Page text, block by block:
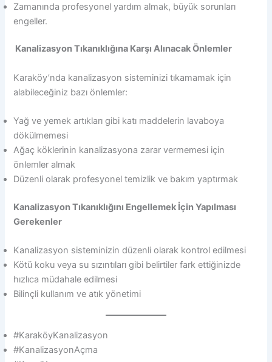
Zamanında profesyonel yardım almak, büyük sorunları
engeller.
Kanalizasyon Tıkanıklığına Karşı Alınacak Önlemler
Karaköy’nda kanalizasyon sisteminizi tıkamamak için
alabileceğiniz bazı önlemler:
Yağ ve yemek artıkları gibi katı maddelerin lavaboya
dökülmemesi
Ağaç köklerinin kanalizasyona zarar vermemesi için
önlemler almak
Düzenli olarak profesyonel temizlik ve bakım yaptırmak
Kanalizasyon Tıkanıklığını Engellemek İçin Yapılması
Gerekenler
Kanalizasyon sisteminizin düzenli olarak kontrol edilmesi
Kötü koku veya su sızıntıları gibi belirtiler fark ettiğinizde
hızlıca müdahale edilmesi
Bilinçli kullanım ve atık yönetimi
#KaraköyKanalizasyon
#KanalizasyonAçma